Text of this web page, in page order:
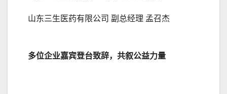
山东三生医药有限公司 副总经理 孟召杰
多位企业嘉宾登台致辞，共叙公益力量